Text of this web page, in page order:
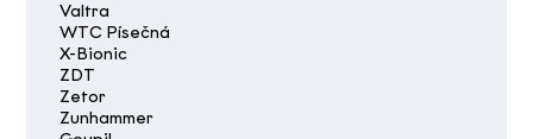
Valtra
WTC Písečná
X-Bionic
ZDT
Zetor
Zunhammer